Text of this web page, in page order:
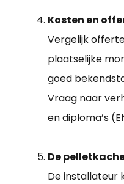
Kosten en
Vergelijk
plaatselijke
goed
Vraag naar
en diploma’s
De
De installateur